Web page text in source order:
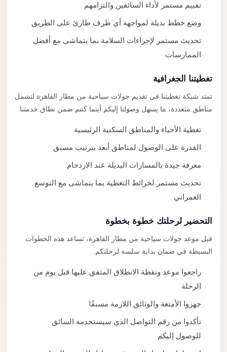
تقييم مستمر لأداء السائقين والتزامهم
وضع خطط بديلة لمواجهة أي ظرف طارئ على الطريق
تحديث مستمر لإجراءات السلامة بما يتماشى مع أفضل
الممارسات
تغطيتنا الجغرافية
تمتد شبكة تغطيتنا في تقديم جولات سياحية من مطار القاهرة لتشمل
مناطق متعددة، ما يسهل وصولنا إليكم أينما كنتم ضمن نطاق خدمتنا.
تغطية الأحياء والمناطق السكنية الرئيسية
القدرة على الوصول لمناطق أبعد بترتيب مسبق
معرفة جيدة بالمسارات البديلة عند الازدحام
تحديث مستمر لخرائط التغطية بما يتماشى مع التوسع
العمراني
التحضير لرحلتك خطوة بخطوة
قبل موعد جولات سياحية من مطار القاهرة، تساعد هذه الخطوات
البسيطة في ضمان بداية سلسة لرحلتكم.
راجعوا موعد ونقطة الانطلاق المتفق عليها قبل يوم من
الرحلة
جهزوا الأمتعة والوثائق اللازمة مسبقًا
تأكدوا من رقم التواصل الذي سيستخدمه السائق
للوصول إليكم